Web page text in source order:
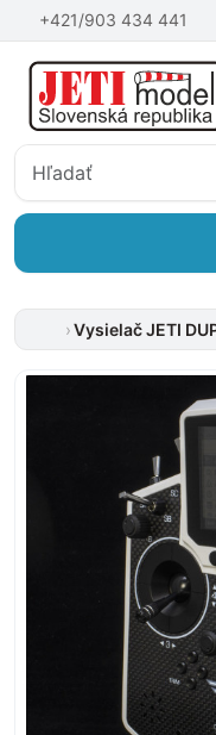
+421/903 434 441